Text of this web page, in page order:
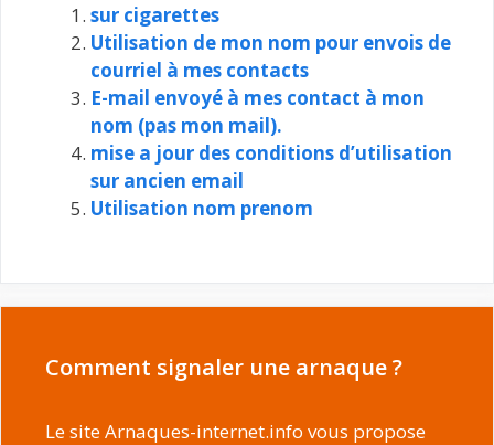
sur cigarettes
Utilisation de mon nom pour envois de
courriel à mes contacts
E-mail envoyé à mes contact à mon
nom (pas mon mail).
mise a jour des conditions d’utilisation
sur ancien email
Utilisation nom prenom
Comment signaler une arnaque ?
Le site Arnaques-internet.info vous propose